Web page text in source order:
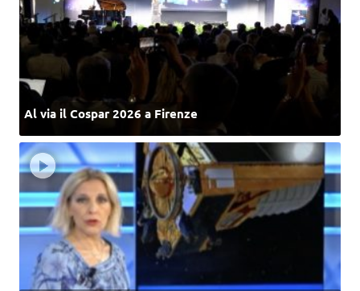
Al via il Cospar 2026 a Firenze